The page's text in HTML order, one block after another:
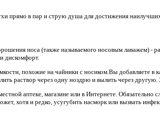
прямо в пар и струю душа для достижения наилучших
носа (также называемого носовым лаважем) -
дискомфорт.
похожие на чайники с носиком.Вы добавляете в
раствор через одну ноздрю и вылить через
аптеке, магазине или в Интернете. Обязательно
хотя и редко, усугубить насморк или вызвать